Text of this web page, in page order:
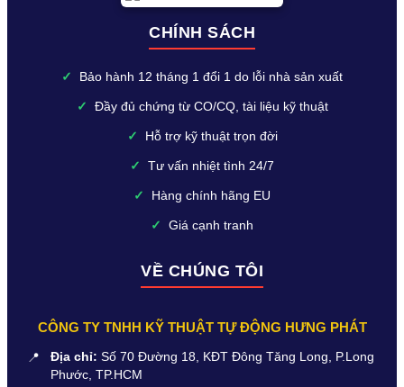
CHÍNH SÁCH
✓ Bảo hành 12 tháng 1 đổi 1 do lỗi nhà sản xuất
✓ Đầy đủ chứng từ CO/CQ, tài liệu kỹ thuật
✓ Hỗ trợ kỹ thuật trọn đời
✓ Tư vấn nhiệt tình 24/7
✓ Hàng chính hãng EU
✓ Giá cạnh tranh
VỀ CHÚNG TÔI
CÔNG TY TNHH KỸ THUẬT TỰ ĐỘNG HƯNG PHÁT
📍 Địa chỉ: Số 70 Đường 18, KĐT Đông Tăng Long, P.Long
Phước, TP.HCM